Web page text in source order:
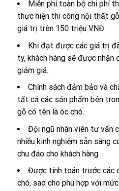
Miễn phí toàn bộ chi phí
thực hiện thi công nội thất
giá trị trên 150 triệu VNĐ.
Khi đạt được các giá trị
ty, khách hàng sẽ được
giảm giá.
Chính sách đảm bảo và
tất cả các sản phẩm bên
gỗ có tên là óc chó.
Đội ngũ nhân viên tư vấn
nhiều kinh nghiệm sẵn sàng
chu đáo cho khách hàng.
Được tính toán trước các
chó, sao cho phù hợp với